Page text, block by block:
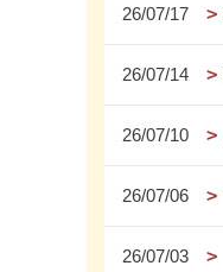
26/07/17
26/07/14
26/07/10
26/07/06
26/07/03